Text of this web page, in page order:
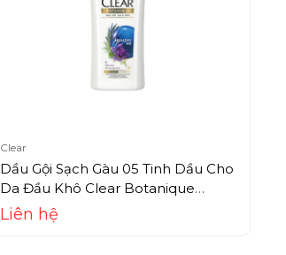
Clear
Dầu Gội Sạch Gàu 05 Tinh Dầu Cho
Da Đầu Khô Clear Botanique
Shampoo Healthy Me (650g)
Liên hệ